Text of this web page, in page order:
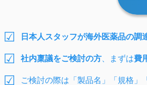
日本人スタッフが海外医薬品の調
社内稟議をご検討の方 、まずは費
ご検討の際は「製品名」「規格」